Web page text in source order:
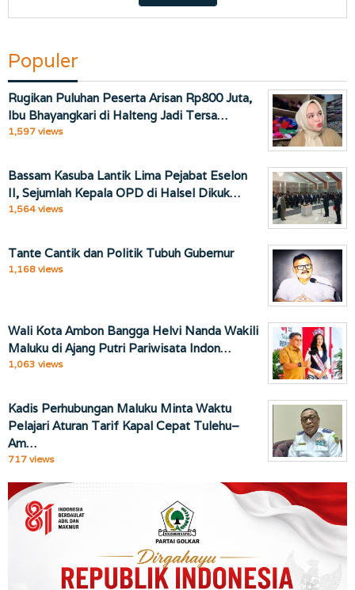
Populer
Rugikan Puluhan Peserta Arisan Rp800 Juta,
Ibu Bhayangkari di Halteng Jadi Tersa…
1,597 views
Bassam Kasuba Lantik Lima Pejabat Eselon
II, Sejumlah Kepala OPD di Halsel Dikuk…
1,564 views
Tante Cantik dan Politik Tubuh Gubernur
1,168 views
Wali Kota Ambon Bangga Helvi Nanda Wakili
Maluku di Ajang Putri Pariwisata Indon…
1,063 views
Kadis Perhubungan Maluku Minta Waktu
Pelajari Aturan Tarif Kapal Cepat Tulehu–
Am…
717 views